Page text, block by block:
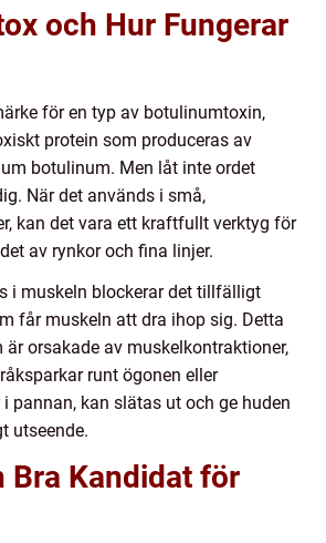
och Hur Fungerar
för en typ av botulinumtoxin,
protein som produceras av
botulinum. Men låt inte ordet
När det används i små,
kan det vara ett kraftfullt verktyg för
av rynkor och fina linjer.
i muskeln blockerar det tillfälligt
får muskeln att dra ihop sig. Detta
orsakade av muskelkontraktioner,
runt ögonen eller
pannan, kan slätas ut och ge huden
utseende.
Bra Kandidat för